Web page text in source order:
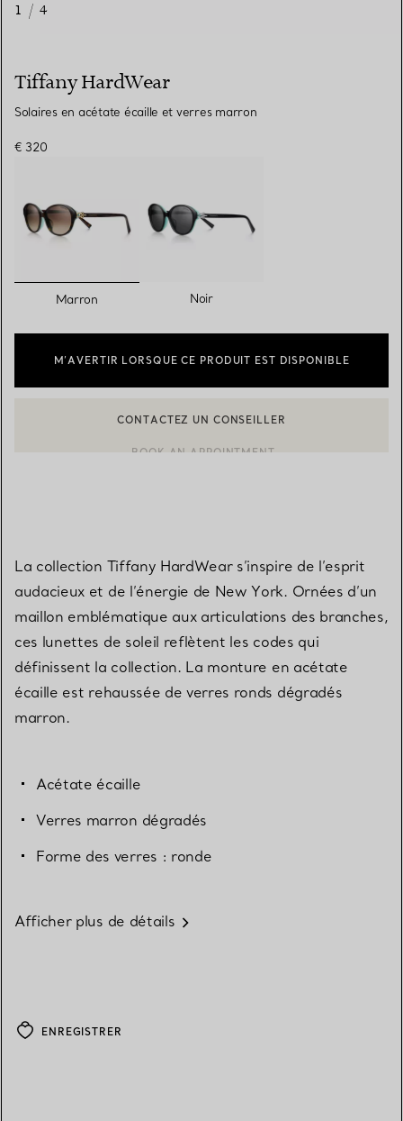
1 / 4
Tiffany HardWear
Solaires en acétate écaille et verres marron
€ 320
Marron Noir
M’AVERTIR LORSQUE CE PRODUIT EST DISPONIBLE
BOOK AN APPOINTMENT
La collection Tiffany HardWear s’inspire de l’esprit
audacieux et de l’énergie de New York. Ornées d’un
maillon emblématique aux articulations des branches,
ces lunettes de soleil reflètent les codes qui
définissent la collection. La monture en acétate
écaille est rehaussée de verres ronds dégradés
marron.
Acétate écaille
Verres marron dégradés
Forme des verres : ronde
Afficher plus de détails
ENREGISTRER